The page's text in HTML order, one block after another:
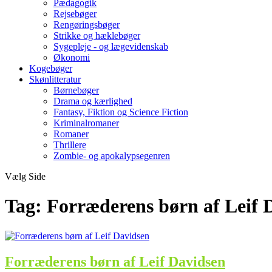
Pædagogik
Rejsebøger
Rengøringsbøger
Strikke og hæklebøger
Sygepleje - og lægevidenskab
Økonomi
Kogebøger
Skønlitteratur
Børnebøger
Drama og kærlighed
Fantasy, Fiktion og Science Fiction
Kriminalromaner
Romaner
Thrillere
Zombie- og apokalypsegenren
Vælg Side
Tag: Forræderens børn af Leif
Forræderens børn af Leif Davidsen